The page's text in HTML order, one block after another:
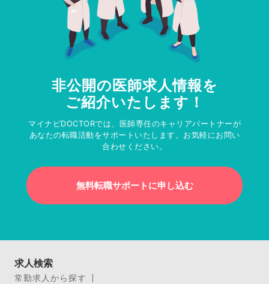
非公開の医師求人情報を
ご紹介いたします！
マイナビDOCTORでは、医師専任のキャリアパートナーが
あなたの転職活動をサポートいたします。お気軽にお問い
合わせください。
無料転職サポートに申し込む
求人検索
常勤求人から探す